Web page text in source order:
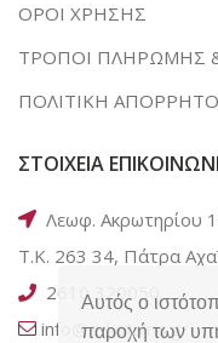
Αυτός ο
παροχή των
ΟΡΟΙ ΧΡΗΣΗΣ
ΤΡΟΠΟΙ ΠΛΗΡΩΜΗΣ
ΠΟΛΙΤΙΚΗ
ΣΤΟΙΧΕΙΑ
Λεωφ. Ακρωτηρίου
Τ.Κ. 263 34, Πάτρα
2610 320050
info@e-kotsiris.gr